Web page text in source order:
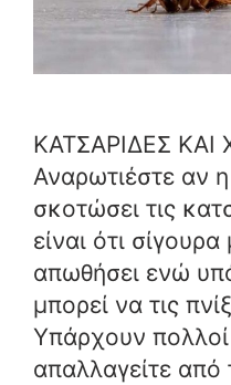
ΚΑΤΣΑΡΙΔΕΣ ΚΑΙ
Αναρωτιέστε αν
σκοτώσει τις
είναι ότι
απωθήσει ενώ
μπορεί να τις
Υπάρχουν πολλοί
απαλλαγείτε από